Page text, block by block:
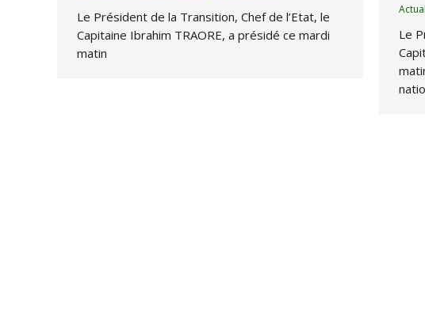
Le Président de la Transition, Chef de l’Etat, le
Capitaine Ibrahim TRAORE, a présidé ce mardi
matin
Le